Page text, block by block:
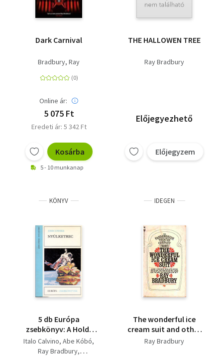
Dark Carnival
Bradbury, Ray
Online ár:
5 075 Ft
Eredeti ár: 5 342 Ft
Kosárba
5 - 10 munkanap
THE HALLOWEN TREE
Ray Bradbury
Előjegyezhető
Előjegyzem
KÖNYV
5 db Európa
zsebkönyv: A Hold-
leányok, A homok
asszonya, Marsbeli
Italo Calvino Abe Kóbó
Ray Bradbury
IDEGEN
The wonderful ice
cream suit and other
plays
Ray Bradbury